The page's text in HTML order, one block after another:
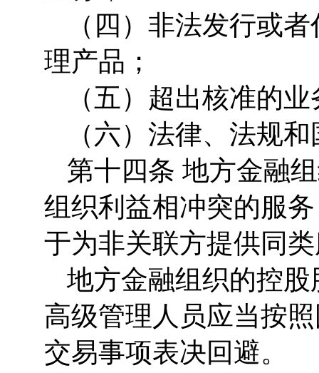
（四）非法发行或
理产品；
（五）超出核准的
（六）法律、法规
第十四条 地方金融
组织利益相冲突的服
于为非关联方提供同
地方金融组织的控
高级管理人员应当按
交易事项表决回避。